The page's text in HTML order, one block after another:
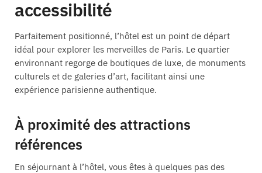
accessibilité
Parfaitement positionné, l’hôtel est un point de départ
idéal pour explorer les merveilles de Paris. Le quartier
environnant regorge de boutiques de luxe, de monuments
culturels et de galeries d’art, facilitant ainsi une
expérience parisienne authentique.
À proximité des attractions
références
En séjournant à l’hôtel, vous êtes à quelques pas des